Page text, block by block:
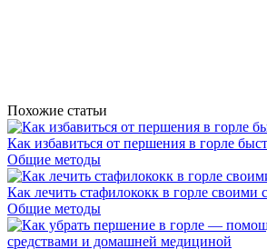
Похожие статьи
Как избавиться от першения в горле
Общие методы
Как лечить стафилококк в горле своими
Общие методы